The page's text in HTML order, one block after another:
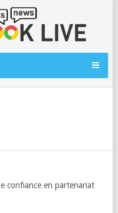
confiance en partenariat